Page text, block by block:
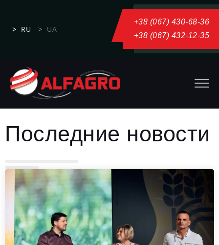
RU UA
+38 (067) 430-68-36
+38 (067) 432-12-35
Последние новости